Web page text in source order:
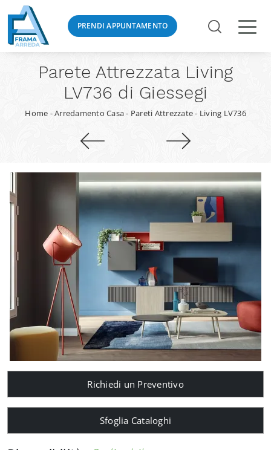
PRENDI APPUNTAMENTO
Parete Attrezzata Living
LV736 di Giessegi
Home -Arredamento Casa- Pareti Attrezzate- Living LV736
Richiedi un Preventivo
Sfoglia Cataloghi